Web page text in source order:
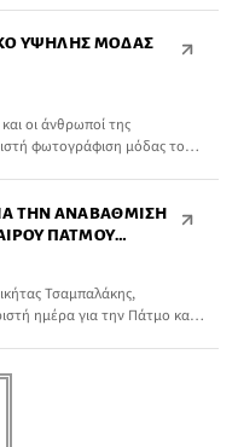
ΥΨΗΛΉΣ ΜΌΔΑΣ
οι άνθρωποί της
φωτογράφιση μόδας του
ΤΗΝ ΑΝΑΒΆΘΜΙΣΗ
ΠΆΤΜΟΥ
Τσαμπαλάκης,
ημέρα για την Πάτμο και
εργάστηκε μεθοδικά και